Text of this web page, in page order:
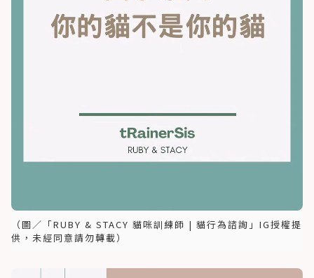
（圖／「RUBY & STACY 貓咪訓練師 | 貓行為諮詢」IG授權提
供，未經同意請勿轉載）